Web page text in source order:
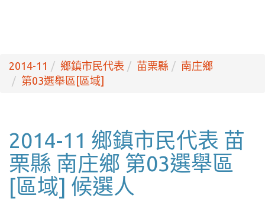
2014-11 鄉鎮市民代表 苗栗縣
南庄鄉
第03選舉區[區域]
2014-11 鄉鎮市民代表 苗
栗縣 南庄鄉 第03選舉區
[區域] 候選人